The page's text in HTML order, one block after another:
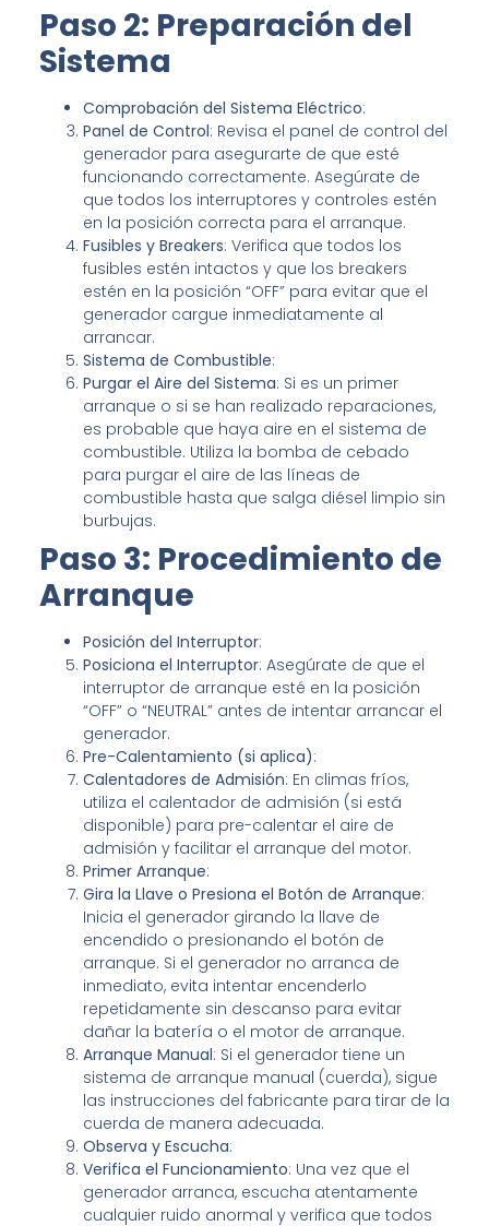
Paso 2: Preparación del
Sistema
Comprobación del Sistema Eléctrico:
Panel de Control: Revisa el panel de control del
generador para asegurarte de que esté
funcionando correctamente. Asegúrate de
que todos los interruptores y controles estén
en la posición correcta para el arranque.
Fusibles y Breakers: Verifica que todos los
fusibles estén intactos y que los breakers
estén en la posición “OFF” para evitar que el
generador cargue inmediatamente al
arrancar.
Sistema de Combustible:
Purgar el Aire del Sistema: Si es un primer
arranque o si se han realizado reparaciones,
es probable que haya aire en el sistema de
combustible. Utiliza la bomba de cebado
para purgar el aire de las líneas de
combustible hasta que salga diésel limpio sin
burbujas.
Paso 3: Procedimiento de
Arranque
Posición del Interruptor:
Posiciona el Interruptor: Asegúrate de que el
interruptor de arranque esté en la posición
“OFF” o “NEUTRAL” antes de intentar arrancar el
generador.
Pre-Calentamiento (si aplica):
Calentadores de Admisión: En climas fríos,
utiliza el calentador de admisión (si está
disponible) para pre-calentar el aire de
admisión y facilitar el arranque del motor.
Primer Arranque:
Gira la Llave o Presiona el Botón de Arranque:
Inicia el generador girando la llave de
encendido o presionando el botón de
arranque. Si el generador no arranca de
inmediato, evita intentar encenderlo
repetidamente sin descanso para evitar
dañar la batería o el motor de arranque.
Arranque Manual: Si el generador tiene un
sistema de arranque manual (cuerda), sigue
las instrucciones del fabricante para tirar de la
cuerda de manera adecuada.
Observa y Escucha:
Verifica el Funcionamiento: Una vez que el
generador arranca, escucha atentamente
cualquier ruido anormal y verifica que todos